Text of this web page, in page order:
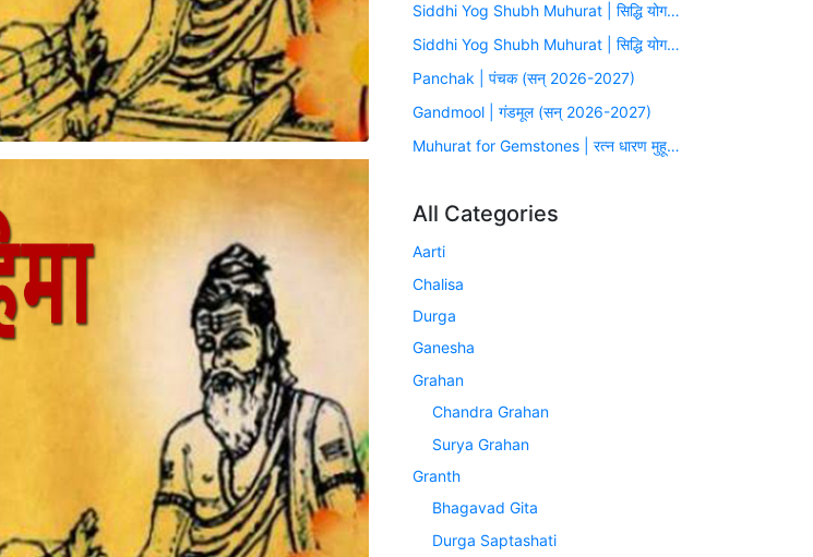
Siddhi Yog Shubh Muhurat | सिद्धि योग (सन् 2026-2027)
Siddhi Yog Shubh Muhurat | सिद्धि योग (सन् 2026-2027)
Panchak | पंचक (सन् 2026-2027)
Gandmool | गंडमूल (सन् 2026-2027)
Muhurat for Gemstones | रत्न धारण मुहूर्त (सन् 2026-2027)
All Categories
Aarti
Chalisa
Durga
Ganesha
Grahan
Chandra Grahan
Surya Grahan
Granth
Bhagavad Gita
Durga Saptashati